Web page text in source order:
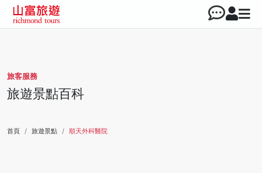
旅客服務
旅遊景點百科
首頁 旅遊景點 順天外科醫院